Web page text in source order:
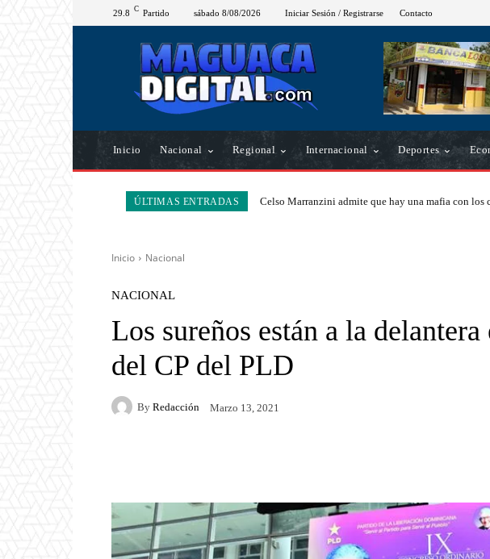
29.8 C Partido sábado 8/08/2026 Iniciar Sesión / Registrarse Contacto
Inicio Nacional Regional Internacional Deportes
ÚLTIMAS ENTRADAS Celso Marranzini admite que hay una mafia con
Inicio Nacional
NACIONAL
Los sureños están a la
del CP del PLD
By Redacción Marzo 13, 2021